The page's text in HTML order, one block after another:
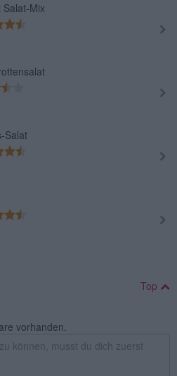
Mix
Salat
Top
vorhanden.